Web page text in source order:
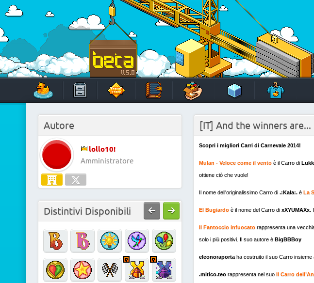
Skip
to
content
HabboTravel
Un viaggio di pixel!
[IT] And the winners are...
Scopri i migliori Carri di Carnevale 2014!
Mulan - Veloce come il ventoè il Carro di
ottiene ciò che vuole!
Il nome dell'originalissimo Carro di .:Kala:.è La
El Bugiardoè il nome del Carro di xXYUMAXx.
Il Fantoccio infuocatorappresenta una
solo i più positivi. Il suo autore è BigBBBoy
eleonoraportaha costruito il suo Carro insieme
.mitico.teorappresenta nel suo Il Carro
Autore
lollo10!
Amministratore
Distintivi Disponibili